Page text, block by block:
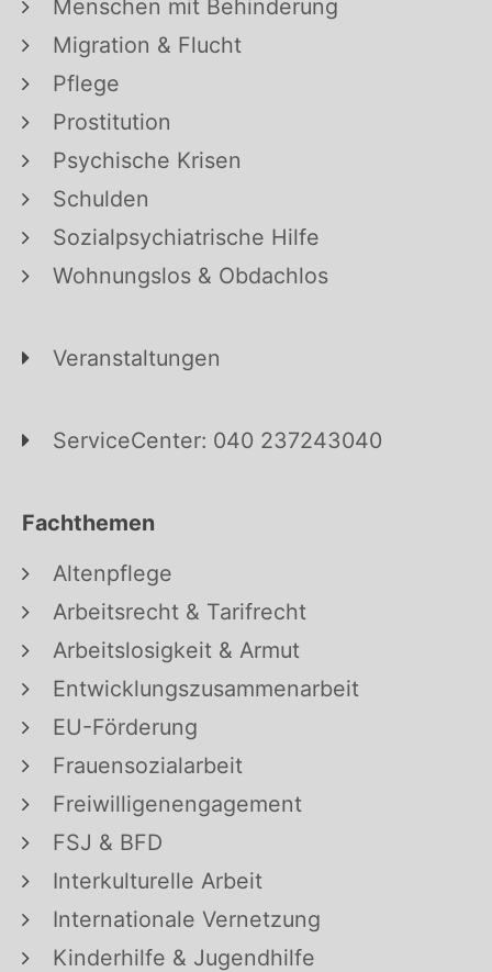
Menschen mit Behinderung
Migration & Flucht
Pflege
Prostitution
Psychische Krisen
Schulden
Sozialpsychiatrische Hilfe
Wohnungslos & Obdachlos
Veranstaltungen
ServiceCenter: 040 237243040
Fachthemen
Altenpflege
Arbeitsrecht & Tarifrecht
Arbeitslosigkeit & Armut
Entwicklungszusammenarbeit
EU-Förderung
Frauensozialarbeit
Freiwilligenengagement
FSJ & BFD
Interkulturelle Arbeit
Internationale Vernetzung
Kinderhilfe & Jugendhilfe